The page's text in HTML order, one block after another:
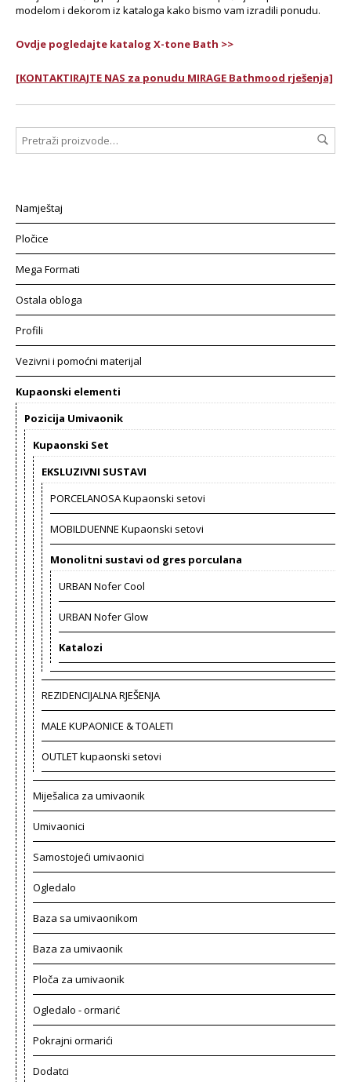
modelom i dekorom iz kataloga kako bismo vam izradili ponudu.
Ovdje pogledajte katalog X-tone Bath >>
[KONTAKTIRAJTE NAS za ponudu MIRAGE Bathmood rješenja]
Namještaj
Pločice
Mega Formati
Ostala obloga
Profili
Vezivni i pomoćni materijal
Kupaonski elementi
Pozicija Umivaonik
Kupaonski Set
EKSLUZIVNI SUSTAVI
PORCELANOSA Kupaonski setovi
MOBILDUENNE Kupaonski setovi
Monolitni sustavi od gres porculana
URBAN Nofer Cool
URBAN Nofer Glow
Katalozi
REZIDENCIJALNA RJEŠENJA
MALE KUPAONICE & TOALETI
OUTLET kupaonski setovi
Miješalica za umivaonik
Umivaonici
Samostojeći umivaonici
Ogledalo
Baza sa umivaonikom
Baza za umivaonik
Ploča za umivaonik
Ogledalo - ormarić
Pokrajni ormarići
Dodatci